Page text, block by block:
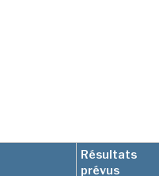
Résultats
prévus